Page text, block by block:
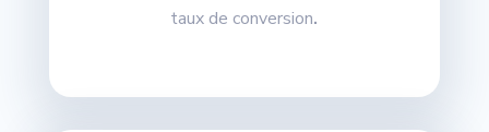
taux de conversion.